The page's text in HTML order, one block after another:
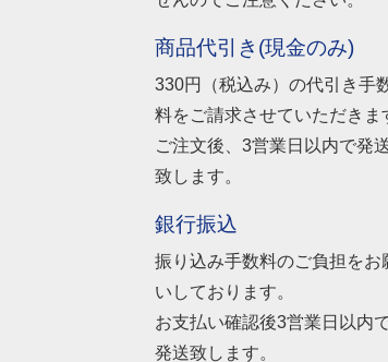
商品代引き(現金のみ)
330円（税込み）の代引き手
料をご請求させていただきま
ご注文後、3営業日以内で発
致します。
銀行振込
振り込み手数料のご負担をお
いしております。
お支払い確認後3営業日以内
発送致します。